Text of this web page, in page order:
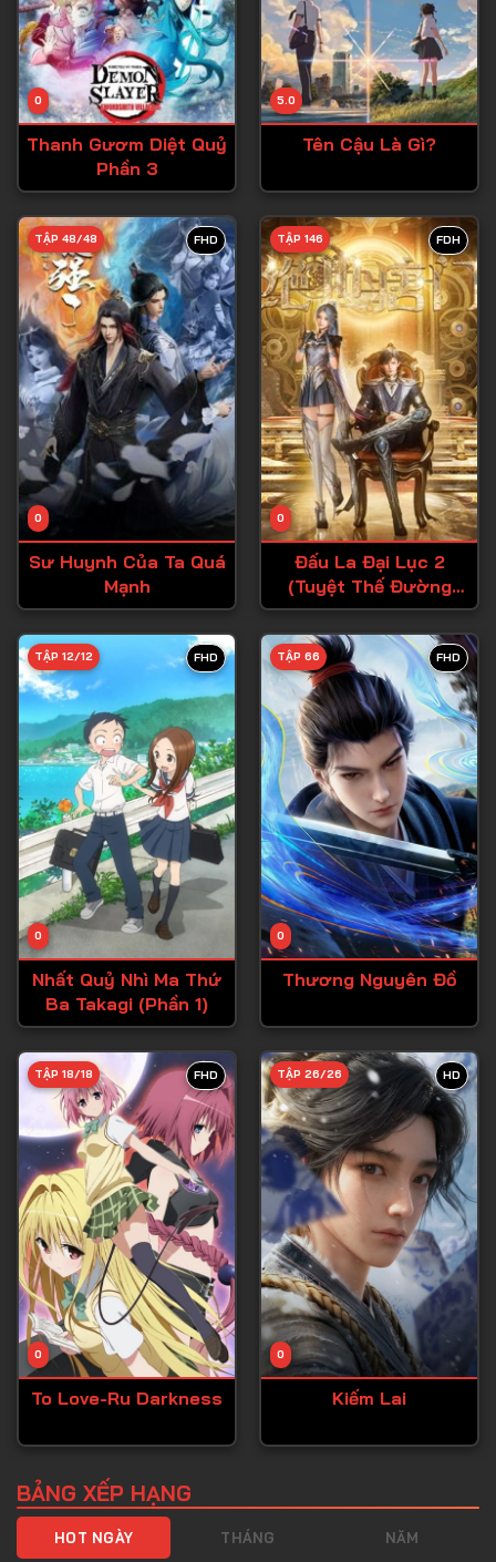
Tập 12
Tập 13
Tập 14
Tập 15
Tập 17
Tập 18
Tập 19
Tập 20
Tập 21
Tập 22
Tập 23
Tập 24
Tập 25
Tập 26
Tập 29
Tập 30
Tập 31
Tập 32
Tập 33
Tập 34
Tập 35
Tập 36
Tập 39
Tập 40
Tập 41
Tập 42
Tập 44
Tập 45
Tập 46
Tập 47
Tập 49
0
Thanh Gươm Diệt Quỷ
Phần 3
5.0
Tên Cậu Là Gì?
FHD
0
TẬP 48/48
Sư Huynh Của Ta Quá
Mạnh
FDH
0
TẬP 146
Đấu La Đại Lục 2
(Tuyệt Thế Đường
Môn)
FHD
0
TẬP 12/12
Nhất Quỷ Nhì Ma Thứ
Ba Takagi (Phần 1)
FHD
0
TẬP 66
Thương Nguyên Đồ
FHD
0
TẬP 18/18
To Love-Ru Darkness
HD
0
TẬP 26/26
Kiếm Lai
BẢNG XẾP HẠNG
HOT NGÀY THÁNG NĂM